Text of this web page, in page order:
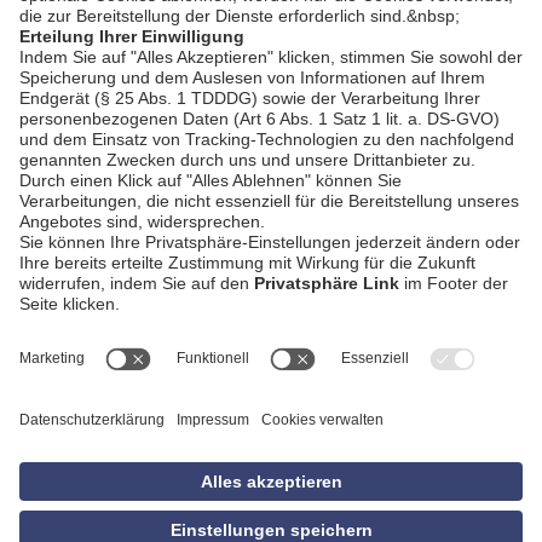
AGB
Datenschutzerklärung
Empfang